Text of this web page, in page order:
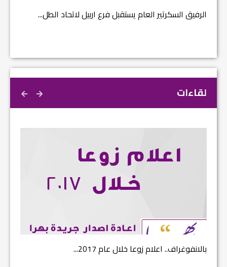
الرفيق السكرتير العام يستقبل فرع اربيل لاتحاد الطل...
لقاءات
بالانفوغراف.. اعلام زوعا خلال عام 2017...